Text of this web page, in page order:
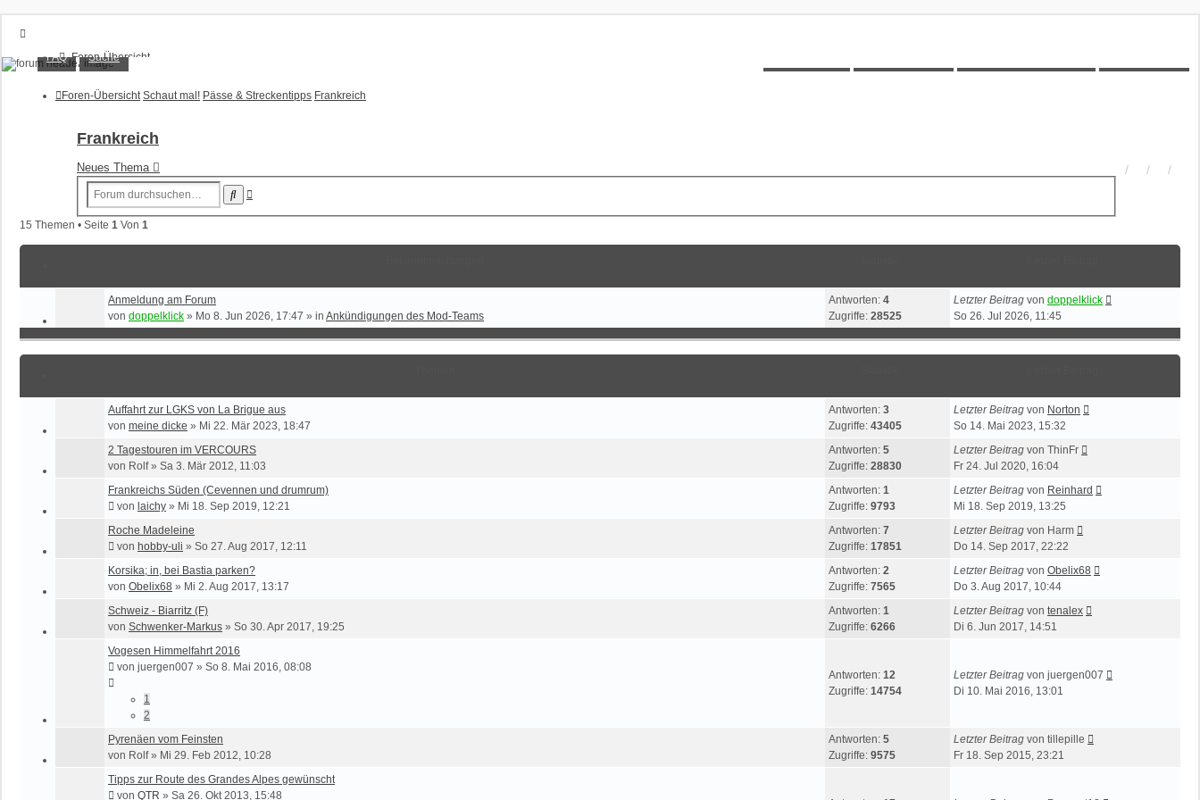
Foren-Übersicht
FAQ
Unbeantwortete Themen
Registrieren
XT1200Z-Forum
FAQ Suche
Foren-Übersicht Schaut mal! Pässe & Streckentipps Frankreich
Frankreich
Neues Thema
Suche
15 Themen • Seite 1 Von 1
Anmeldung am Forum
von doppelklick » Mo 8. Jun 2026, 17:47 » in Ankündigungen des Mod-Teams
Antworten: 4
Zugriffe: 28525
Letzter Beitrag von doppelklick
So 26. Jul 2026, 11:45
Auffahrt zur LGKS von La Brigue aus
von meine dicke » Mi 22. Mär 2023, 18:47
Antworten: 3
Zugriffe: 43405
Letzter Beitrag von Norton
So 14. Mai 2023, 15:32
2 Tagestouren im VERCOURS
von Rolf» Sa 3. Mär 2012, 11:03
Antworten: 5
Zugriffe: 28830
Letzter Beitrag von ThinFr
Fr 24. Jul 2020, 16:04
Frankreichs Süden (Cevennen und drumrum)
von laichy » Mi 18. Sep 2019, 12:21
Antworten: 1
Zugriffe: 9793
Letzter Beitrag von Reinhard
Mi 18. Sep 2019, 13:25
Roche Madeleine
von hobby-uli » So 27. Aug 2017, 12:11
Antworten: 7
Zugriffe: 17851
Letzter Beitrag von Harm
Do 14. Sep 2017, 22:22
Korsika; in, bei Bastia parken?
von Obelix68 » Mi 2. Aug 2017, 13:17
Antworten: 2
Zugriffe: 7565
Letzter Beitrag von Obelix68
Do 3. Aug 2017, 10:44
Schweiz - Biarritz (F)
von Schwenker-Markus » So 30. Apr 2017, 19:25
Antworten: 1
Zugriffe: 6266
Letzter Beitrag von tenalex
Di 6. Jun 2017, 14:51
Vogesen Himmelfahrt 2016
von juergen007 » So 8. Mai 2016, 08:08
1
2
Antworten: 12
Zugriffe: 14754
Letzter Beitrag von juergen007
Di 10. Mai 2016, 13:01
Pyrenäen vom Feinsten
von Rolf» Mi 29. Feb 2012, 10:28
Antworten: 5
Zugriffe: 9575
Letzter Beitrag von tillepille
Fr 18. Sep 2015, 23:21
Tipps zur Route des Grandes Alpes gewünscht
von QTR » Sa 26. Okt 2013, 15:48